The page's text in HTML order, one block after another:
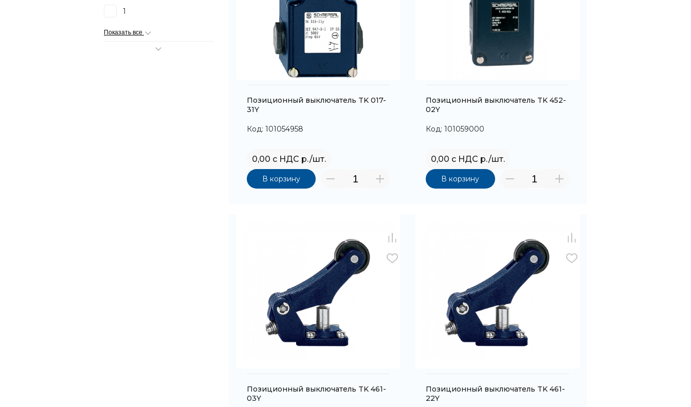
1
Показать все
Позиционный выключатель TK 017-
31Y
Код: 101054958
0,00 с НДС р./шт.
В корзину
Позиционный выключатель TK 452-
02Y
Код: 101059000
0,00 с НДС р./шт.
В корзину
Позиционный выключатель TK 461-
03Y
Позиционный выключатель TK 461-
22Y